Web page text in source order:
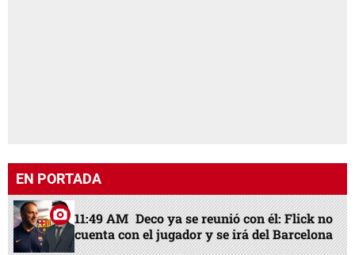
EN PORTADA
11:49 AM Deco ya se reunió con él: Flick no
cuenta con el jugador y se irá del Barcelona